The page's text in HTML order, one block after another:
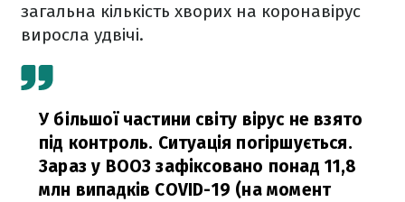
загальна кількість хворих на коронавірус
виросла удвічі.
У більшої частини світу вірус не взято
під контроль. Ситуація погіршується.
Зараз у ВООЗ зафіксовано понад 11,8
млн випадків COVID-19 (на момент